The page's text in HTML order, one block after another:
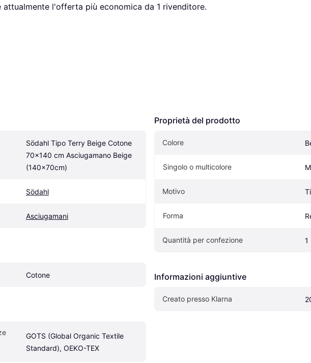
attualmente l'offerta più economica da 1 rivenditore.
Södahl Tipo Terry Beige Cotone
70x140 cm Asciugamano Beige
(140x70cm)
Södahl
Asciugamani
Cotone
GOTS (Global Organic Textile
Standard), OEKO-TEX
Proprietà del prodotto
Colore
Singolo o multicolore
Motivo
Forma
Quantità per confezione 1
Informazioni aggiuntive
Creato presso Klarna